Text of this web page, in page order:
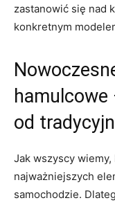
zastanowić się nad
konkretnym
hamulcowe
od
Jak wszyscy
najważniejszych
samochodzie.